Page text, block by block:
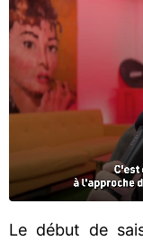
Le début de